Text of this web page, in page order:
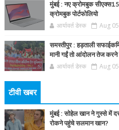
मुंबई : नए क्रोमबुक
क्रोमबुक पोर्टफोलियो
आर्यावर्त डेस्क Aug
समस्तीपुर : हड़ताली
मानी गईं तो आंदोलन तेज करने
आर्यावर्त डेस्क Aug
टीवी खबर
मुंबई : सोहेल खान ने गुस्से में
रोकने पहुंचे सलमान खान?